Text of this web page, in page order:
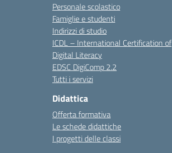
Personale scolastico
Famiglie e studenti
Indirizzi di studio
ICDL – International Certification of
Digital Literacy
EDSC DigiComp 2.2
Tutti i servizi
Didattica
Offerta formativa
Le schede didattiche
I progetti delle classi